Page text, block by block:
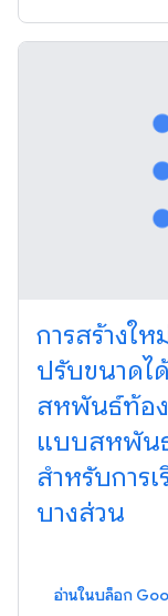
การสร้างใ
ปรับขนาดไ
สหพันธ์ท้อง
แบบสหพัน
สำหรับกา
บางส่วน
อ่านในบล็อก